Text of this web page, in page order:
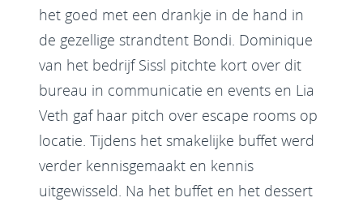
het goed met een drankje in de hand in
de gezellige strandtent Bondi. Dominique
van het bedrijf Sissl pitchte kort over dit
bureau in communicatie en events en Lia
Veth gaf haar pitch over escape rooms op
locatie. Tijdens het smakelijke buffet werd
verder kennisgemaakt en kennis
uitgewisseld. Na het buffet en het dessert